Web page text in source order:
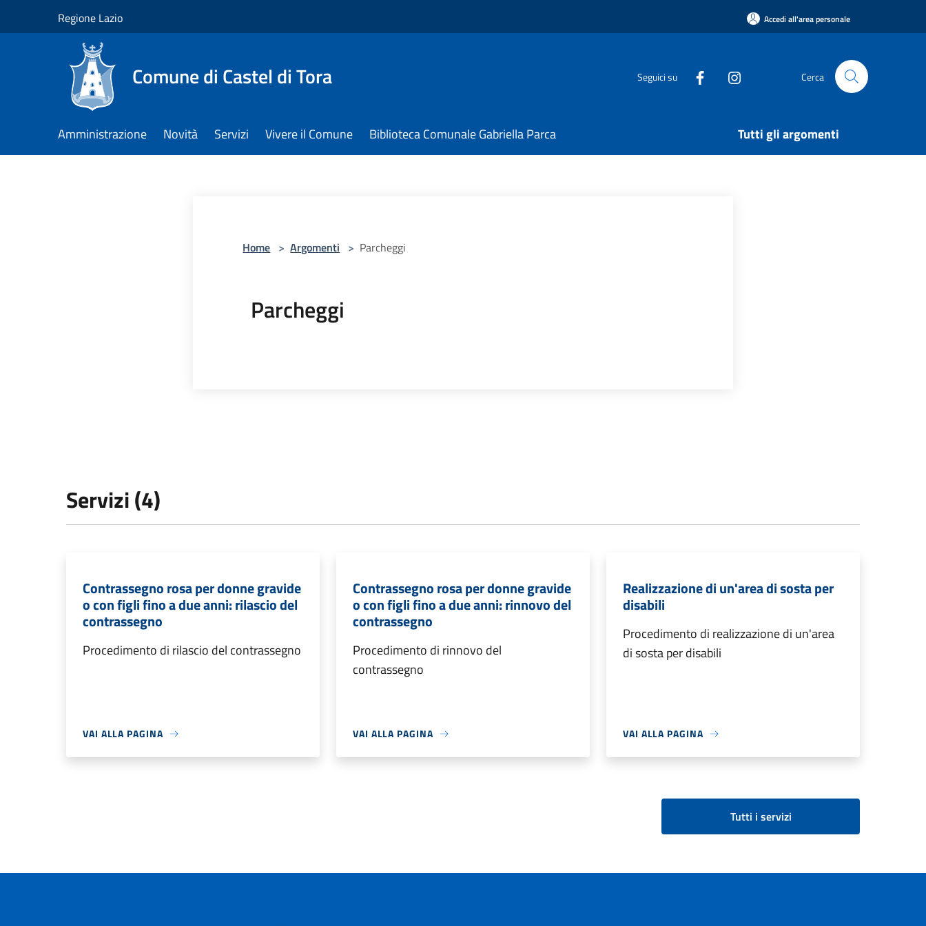
Regione Lazio Accedi all'area personale
Comune di Castel di Tora Seguici su Cerca
Amministrazione Novità Servizi Vivere il Comune Biblioteca Comunale Gabriella Parca Tutti gli argomenti
Home > Argomenti > Parcheggi
Parcheggi
Servizi (4)
Contrassegno rosa per donne gravide
o con figli fino a due anni: rilascio del
contrassegno
Procedimento di rilascio del contrassegno
VAI ALLA PAGINA
Contrassegno rosa per donne gravide
o con figli fino a due anni: rinnovo del
contrassegno
Procedimento di rinnovo del
contrassegno
VAI ALLA PAGINA
Realizzazione di un'area di sosta per
disabili
Procedimento di realizzazione di un'area
di sosta per disabili
VAI ALLA PAGINA
Tutti i servizi